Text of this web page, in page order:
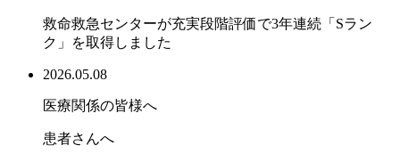
救命救急センターが充実段階評価で3年連続「Sラン
ク」を取得しました
2026.05.08
医療関係の皆様へ
患者さんへ